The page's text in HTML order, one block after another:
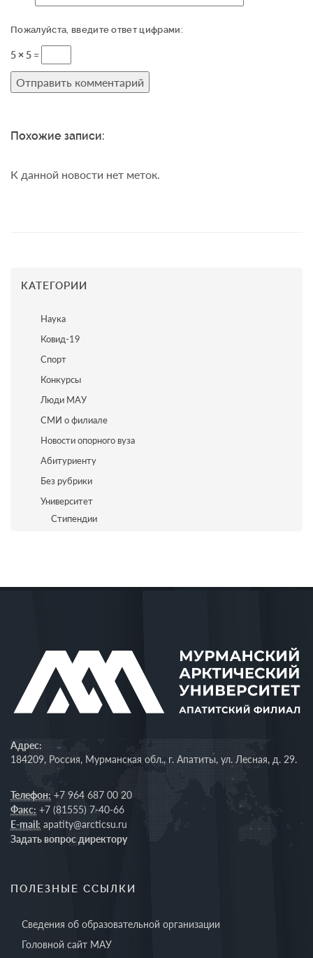
Пожалуйста, введите ответ цифрами:
5 × 5 =
Похожие записи:
К данной новости нет меток.
КАТЕГОРИИ
Наука
Ковид-19
Спорт
Конкурсы
Люди МАУ
СМИ о филиале
Новости опорного вуза
Абитуриенту
Без рубрики
Университет
Стипендии
Адрес:
184209, Россия, Мурманская обл., г. Апатиты, ул. Лесная, д. 29.
Телефон: +7 964 687 00 20
Факс: +7 (81555) 7-40-66
E-mail: apatity@arcticsu.ru
Задать вопрос директору
ПОЛЕЗНЫЕ ССЫЛКИ
Сведения об образовательной организации
Головной сайт МАУ